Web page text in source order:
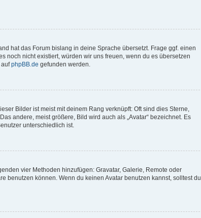
hat das Forum bislang in deine Sprache übersetzt. Frage ggf. einen
noch nicht existiert, würden wir uns freuen, wenn du es übersetzen
aufphpBB.de gefunden werden.
Bilder ist meist mit deinem Rang verknüpft: Oft sind dies Sterne,
andere, meist größere, Bild wird auch als „Avatar“ bezeichnet. Es
unterschiedlich ist.
vier Methoden hinzufügen: Gravatar, Galerie, Remote oder
benutzen können. Wenn du keinen Avatar benutzen kannst, solltest du